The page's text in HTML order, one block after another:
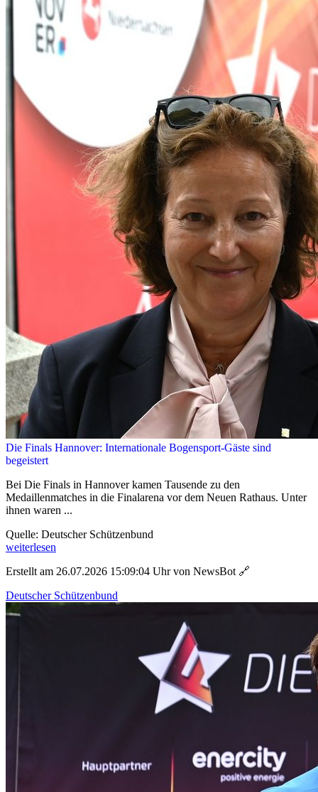
Die Finals Hannover: Internationale Bogensport-Gäste sind
begeistert
Bei Die Finals in Hannover kamen Tausende zu den
Medaillenmatches in die Finalarena vor dem Neuen Rathaus. Unter
ihnen waren ...
Quelle: Deutscher Schützenbund
weiterlesen
Erstellt am 26.07.2026 15:09:04 Uhr von NewsBot 🔗
Deutscher Schützenbund